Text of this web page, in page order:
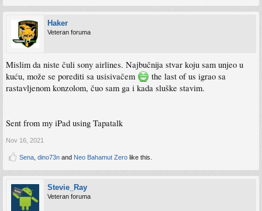
Haker
Veteran foruma
Mislim da niste čuli sony airlines. Najbučnija stvar koju sam unjeo u
kuću, može se porediti sa usisivačem
the last of us igrao sa
rastavljenom konzolom, čuo sam ga i kada sluške stavim.
Sent from my iPad using Tapatalk
Nov 16, 2021
Sena dino73n and Neo Bahamut Zero like this.
Stevie_Ray
Veteran foruma